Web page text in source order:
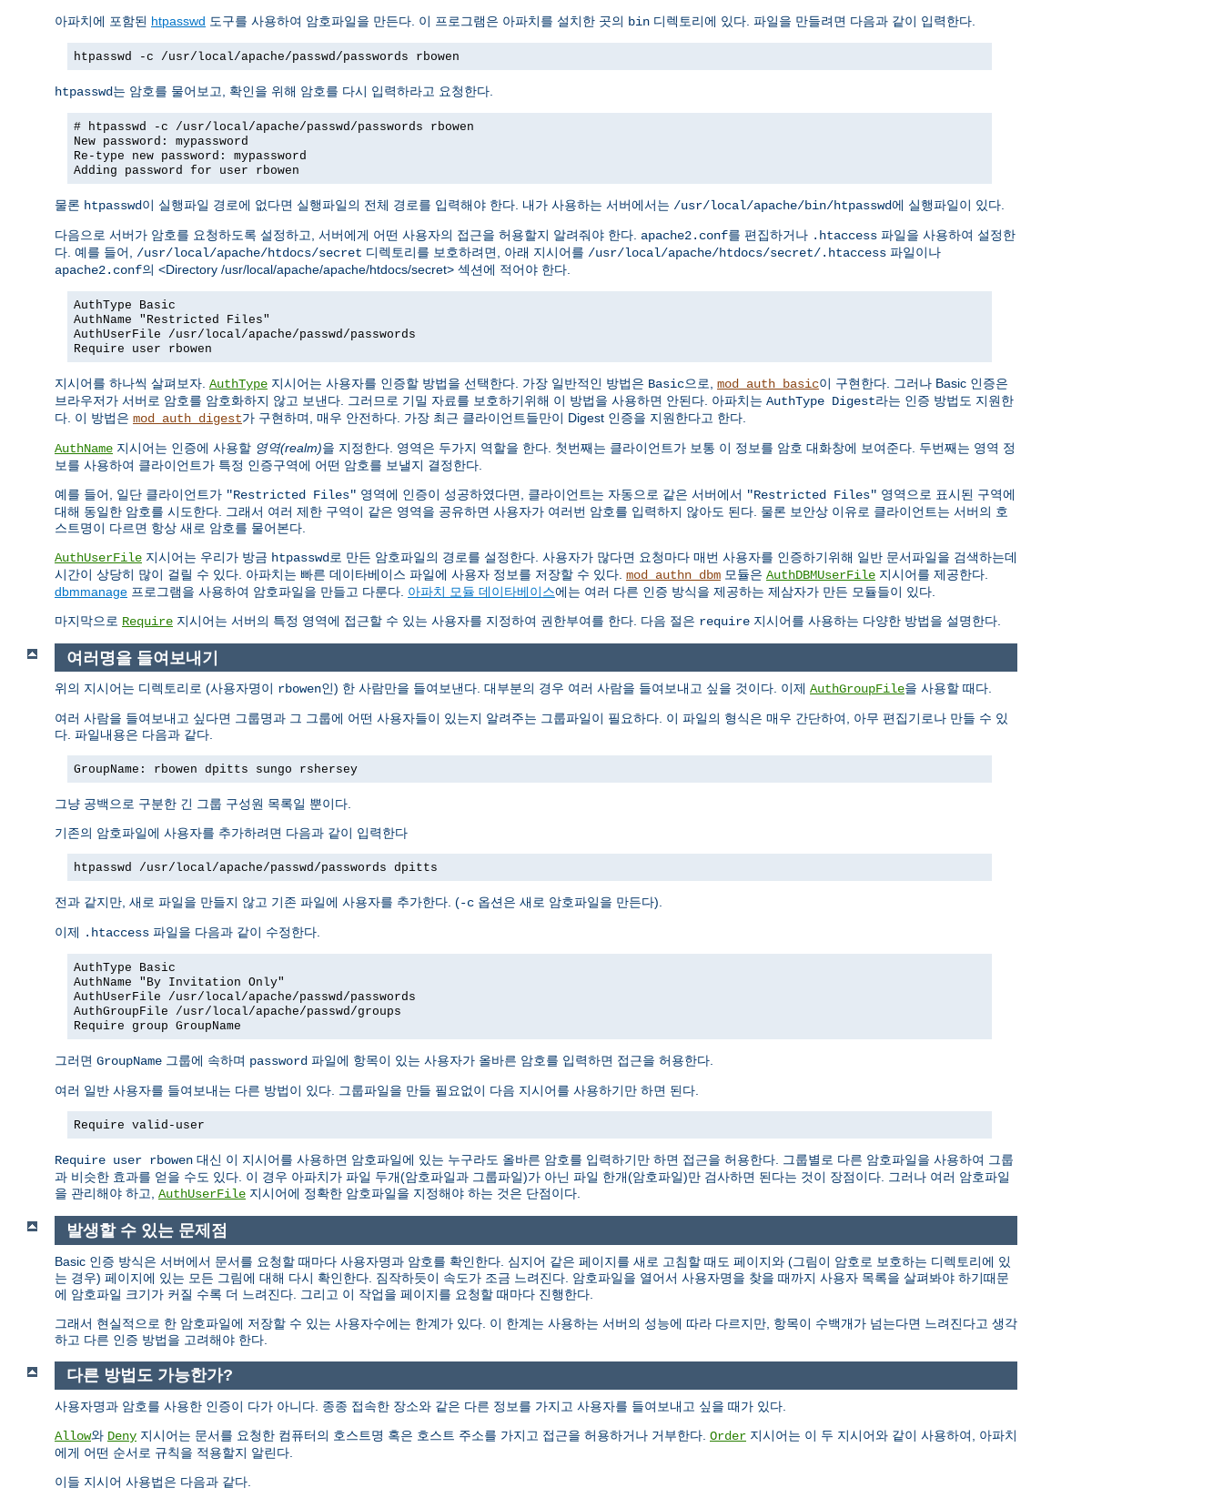
아파치에 포함된 htpasswd 도구를 사용하여 암호파일을 만든다. 이 프로그램은 아파치를 설치한 곳의 bin 디렉토리에 있다. 파일을 만들려면 다음과 같이 입력한다.
htpasswd -c /usr/local/apache/passwd/passwords rbowen
htpasswd는 암호를 물어보고, 확인을 위해 암호를 다시 입력하라고 요청한다.
# htpasswd -c /usr/local/apache/passwd/passwords rbowen
New password: mypassword
Re-type new password: mypassword
Adding password for user rbowen
물론 htpasswd이 실행파일 경로에 없다면 실행파일의 전체 경로를 입력해야 한다. 내가 사용하는 서버에서는 /usr/local/apache/bin/htpasswd에 실행파일이 있다.
다음으로 서버가 암호를 요청하도록 설정하고, 서버에게 어떤 사용자의 접근을 허용할지 알려줘야 한다. apache2.conf를 편집하거나 .htaccess 파일을 사용하여 설정한
다. 예를 들어, /usr/local/apache/htdocs/secret 디렉토리를 보호하려면, 아래 지시어를 /usr/local/apache/htdocs/secret/.htaccess 파일이나
apache2.conf의 <Directory /usr/local/apache/apache/htdocs/secret> 섹션에 적어야 한다.
AuthType Basic
AuthName "Restricted Files"
AuthUserFile /usr/local/apache/passwd/passwords
Require user rbowen
지시어를 하나씩 살펴보자. AuthType 지시어는 사용자를 인증할 방법을 선택한다. 가장 일반적인 방법은 Basic으로, mod_auth_basic이 구현한다. 그러나 Basic 인증은
브라우저가 서버로 암호를 암호화하지 않고 보낸다. 그러므로 기밀 자료를 보호하기위해 이 방법을 사용하면 안된다. 아파치는 AuthType Digest라는 인증 방법도 지원한
다. 이 방법은 mod_auth_digest가 구현하며, 매우 안전하다. 가장 최근 클라이언트들만이 Digest 인증을 지원한다고 한다.
AuthName 지시어는 인증에 사용할 영역(realm)을 지정한다. 영역은 두가지 역할을 한다. 첫번째는 클라이언트가 보통 이 정보를 암호 대화창에 보여준다. 두번째는 영역 정
보를 사용하여 클라이언트가 특정 인증구역에 어떤 암호를 보낼지 결정한다.
예를 들어, 일단 클라이언트가 "Restricted Files" 영역에 인증이 성공하였다면, 클라이언트는 자동으로 같은 서버에서 "Restricted Files" 영역으로 표시된 구역에
대해 동일한 암호를 시도한다. 그래서 여러 제한 구역이 같은 영역을 공유하면 사용자가 여러번 암호를 입력하지 않아도 된다. 물론 보안상 이유로 클라이언트는 서버의 호
스트명이 다르면 항상 새로 암호를 물어본다.
AuthUserFile 지시어는 우리가 방금 htpasswd 로 만든 암호파일의 경로를 설정한다. 사용자가 많다면 요청마다 매번 사용자를 인증하기위해 일반 문서파일을 검색하는데
시간이 상당히 많이 걸릴 수 있다. 아파치는 빠른 데이타베이스 파일에 사용자 정보를 저장할 수 있다. mod_authn_dbm 모듈은 AuthDBMUserFile 지시어를 제공한다.
dbmmanage 프로그램을 사용하여 암호파일을 만들고 다룬다. 아파치 모듈 데이타베이스에는 여러 다른 인증 방식을 제공하는 제삼자가 만든 모듈들이 있다.
마지막으로 Require 지시어는 서버의 특정 영역에 접근할 수 있는 사용자를 지정하여 권한부여를 한다. 다음 절은 require 지시어를 사용하는 다양한 방법을 설명한다.
여러명을 들여보내기
위의 지시어는 디렉토리로 (사용자명이 rbowen인) 한 사람만을 들여보낸다. 대부분의 경우 여러 사람을 들여보내고 싶을 것이다. 이제 AuthGroupFile을 사용할 때다.
여러 사람을 들여보내고 싶다면 그룹명과 그 그룹에 어떤 사용자들이 있는지 알려주는 그룹파일이 필요하다. 이 파일의 형식은 매우 간단하여, 아무 편집기로나 만들 수 있
다. 파일내용은 다음과 같다.
GroupName: rbowen dpitts sungo rshersey
그냥 공백으로 구분한 긴 그룹 구성원 목록일 뿐이다.
기존의 암호파일에 사용자를 추가하려면 다음과 같이 입력한다
htpasswd /usr/local/apache/passwd/passwords dpitts
전과 같지만, 새로 파일을 만들지 않고 기존 파일에 사용자를 추가한다. (-c 옵션은 새로 암호파일을 만든다).
이제 .htaccess 파일을 다음과 같이 수정한다.
AuthType Basic
AuthName "By Invitation Only"
AuthUserFile /usr/local/apache/passwd/passwords
AuthGroupFile /usr/local/apache/passwd/groups
Require group GroupName
그러면 GroupName 그룹에 속하며 password 파일에 항목이 있는 사용자가 올바른 암호를 입력하면 접근을 허용한다.
여러 일반 사용자를 들여보내는 다른 방법이 있다. 그룹파일을 만들 필요없이 다음 지시어를 사용하기만 하면 된다.
Require valid-user
Require user rbowen 대신 이 지시어를 사용하면 암호파일에 있는 누구라도 올바른 암호를 입력하기만 하면 접근을 허용한다. 그룹별로 다른 암호파일을 사용하여 그룹
과 비슷한 효과를 얻을 수도 있다. 이 경우 아파치가 파일 두개(암호파일과 그룹파일)가 아닌 파일 한개(암호파일)만 검사하면 된다는 것이 장점이다. 그러나 여러 암호파일
을 관리해야 하고, AuthUserFile 지시어에 정확한 암호파일을 지정해야 하는 것은 단점이다.
발생할 수 있는 문제점
Basic 인증 방식은 서버에서 문서를 요청할 때마다 사용자명과 암호를 확인한다. 심지어 같은 페이지를 새로 고침할 때도 페이지와 (그림이 암호로 보호하는 디렉토리에 있
는 경우) 페이지에 있는 모든 그림에 대해 다시 확인한다. 짐작하듯이 속도가 조금 느려진다. 암호파일을 열어서 사용자명을 찾을 때까지 사용자 목록을 살펴봐야 하기때문
에 암호파일 크기가 커질 수록 더 느려진다. 그리고 이 작업을 페이지를 요청할 때마다 진행한다.
그래서 현실적으로 한 암호파일에 저장할 수 있는 사용자수에는 한계가 있다. 이 한계는 사용하는 서버의 성능에 따라 다르지만, 항목이 수백개가 넘는다면 느려진다고 생각
하고 다른 인증 방법을 고려해야 한다.
다른 방법도 가능한가?
사용자명과 암호를 사용한 인증이 다가 아니다. 종종 접속한 장소와 같은 다른 정보를 가지고 사용자를 들여보내고 싶을 때가 있다.
Allow와 Deny 지시어는 문서를 요청한 컴퓨터의 호스트명 혹은 호스트 주소를 가지고 접근을 허용하거나 거부한다. Order 지시어는 이 두 지시어와 같이 사용하여, 아파치
에게 어떤 순서로 규칙을 적용할지 알린다.
이들 지시어 사용법은 다음과 같다.